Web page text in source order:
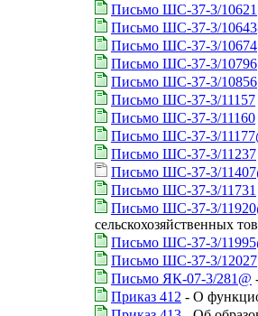
Письмо ШС-37-3/10621
Письмо ШС-37-3/
Письмо ШС-37-3/10674
Письмо ШС-37-3/10796
Письмо ШС-37-3/10856
Письмо ШС-37-3/11157
Письмо ШС-37-3/11160
Письмо ШС-37-3/
Письмо ШС-37-3/11237
Письмо ШС-37-3/
Письмо ШС-37-3/11731
Письмо ШС-37-3/
сельскохозяйственных
Письмо ШС-37-3/
Письмо ШС-37-3/12027
Письмо ЯК-07-3/281@
Приказ 412 - О